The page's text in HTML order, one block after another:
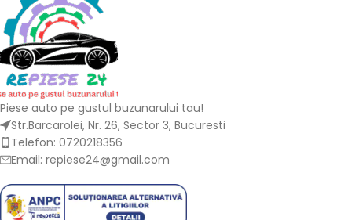
Accessories
Potenti parturient parturie
Piese auto pe gustul buzunarului tau!
Str.Barcarolei, Nr. 26, Sector 3, Bucuresti
Telefon: 0720218356
Email: repiese24@gmail.com